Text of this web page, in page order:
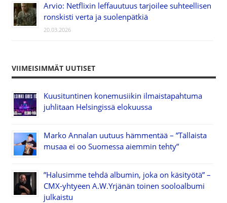
Arvio: Netflixin leffauutuus tarjoilee suhteellisen
ronskisti verta ja suolenpätkiä
20.03.2026
VIIMEISIMMÄT UUTISET
Kuusituntinen konemusiikin ilmaistapahtuma
juhlitaan Helsingissä elokuussa
Marko Annalan uutuus hämmentää – ”Tällaista
musaa ei oo Suomessa aiemmin tehty”
”Halusimme tehdä albumin, joka on käsityötä” –
CMX-yhtyeen A.W.Yrjänän toinen sooloalbumi
julkaistu